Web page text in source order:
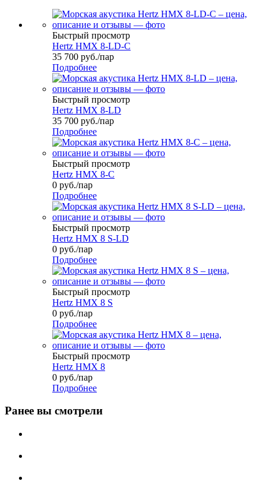
Быстрый просмотр
Hertz HMX 8-LD-C
35 700 руб./пар
Подробнее
Быстрый просмотр
Hertz HMX 8-LD
35 700 руб./пар
Подробнее
Быстрый просмотр
Hertz HMX 8-C
0 руб./пар
Подробнее
Быстрый просмотр
Hertz HMX 8 S-LD
0 руб./пар
Подробнее
Быстрый просмотр
Hertz HMX 8 S
0 руб./пар
Подробнее
Быстрый просмотр
Hertz HMX 8
0 руб./пар
Подробнее
Ранее вы смотрели